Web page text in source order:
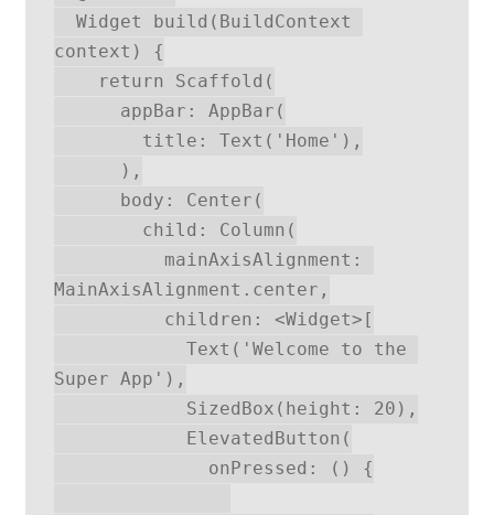
context) {
    return Scaffold(
      appBar: AppBar(
        title: Text('Home'),
      ),
      body: Center(
        child: Column(
MainAxisAlignment.center,
          children: <Widget>[
Super App'),
            SizedBox(height: 20),
            ElevatedButton(
              onPressed: () {